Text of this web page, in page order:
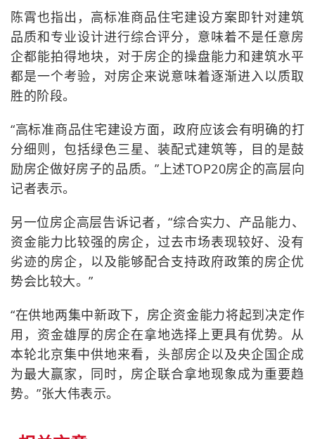
陈霄也指出，高标准商品住宅建设方案即针对建筑
品质和专业设计进行综合评分，意味着不是任意房
企都能拍得地块，对于房企的操盘能力和建筑水平
都是一个考验，对房企来说意味着逐渐进入以质取
胜的阶段。
“高标准商品住宅建设方面，政府应该会有明确的打
分细则，包括绿色三星、装配式建筑等，目的是鼓
励房企做好房子的品质。”上述TOP20房企的高层向
记者表示。
另一位房企高层告诉记者，“综合实力、产品能力、
资金能力比较强的房企，过去市场表现较好、没有
劣迹的房企，以及能够配合支持政府政策的房企优
势会比较大。”
“在供地两集中新政下，房企资金能力将起到决定作
用，资金雄厚的房企在拿地选择上更具有优势。从
本轮北京集中供地来看，头部房企以及央企国企成
为最大赢家，同时，房企联合拿地现象成为重要趋
势。”张大伟表示。